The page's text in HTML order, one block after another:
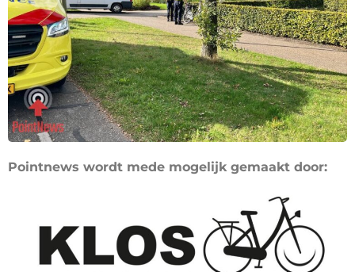
Pointnews wordt mede mogelijk gemaakt door: